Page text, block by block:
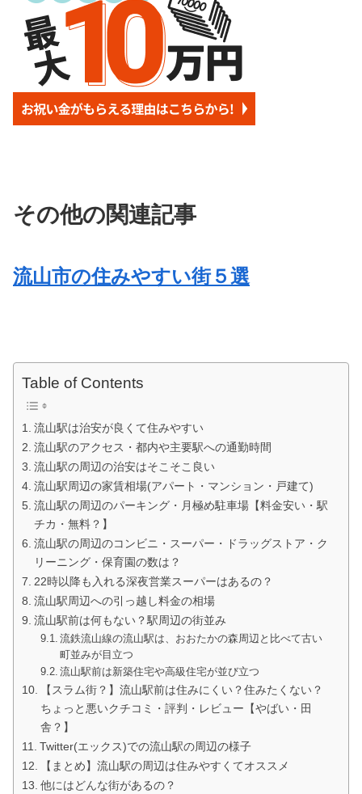
その他の関連記事
流山市の住みやすい街５選
Table of Contents
流山駅は治安が良くて住みやすい
流山駅のアクセス・都内や主要駅への通勤時間
流山駅の周辺の治安はそこそこ良い
流山駅周辺の家賃相場(アパート・マンション・戸建て)
流山駅の周辺のパーキング・月極め駐車場【料金安い・駅
チカ・無料？】
流山駅の周辺のコンビニ・スーパー・ドラッグストア・ク
リーニング・保育園の数は？
22時以降も入れる深夜営業スーパーはあるの？
流山駅周辺への引っ越し料金の相場
流山駅前は何もない？駅周辺の街並み
流鉄流山線の流山駅は、おおたかの森周辺と比べて古い
町並みが目立つ
流山駅前は新築住宅や高級住宅が並び立つ
【スラム街？】流山駅前は住みにくい？住みたくない？
ちょっと悪いクチコミ・評判・レビュー【やばい・田
舎？】
Twitter(エックス)での流山駅の周辺の様子
【まとめ】流山駅の周辺は住みやすくてオススメ
他にはどんな街があるの？